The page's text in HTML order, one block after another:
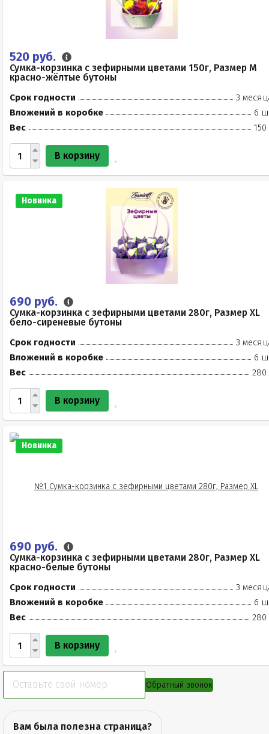
520 руб.
Сумка-корзинка с зефирными цветами 150г, Размер М
красно-жёлтые бутоны
Срок годности
3
Вложений в коробке
6
Вес
150
В корзину
Новинка
690 руб.
Сумка-корзинка с зефирными цветами 280г, Размер XL
бело-сиреневые бутоны
Срок годности
3
Вложений в коробке
6
Вес
280
В корзину
Новинка
690 руб.
Сумка-корзинка с зефирными цветами 280г, Размер XL
красно-белые бутоны
Срок годности
3
Вложений в коробке
6
Вес
280
В корзину
Обратный звонок
Вам была полезна страница?